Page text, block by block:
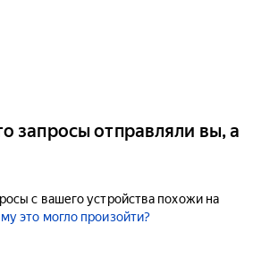
запросы отправляли вы, а
с вашего устройства похожи на
это могло произойти?